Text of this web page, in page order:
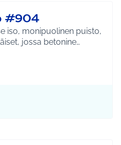
#904
iso, monipuolinen puisto,
jossa betonine…
Hyrylä